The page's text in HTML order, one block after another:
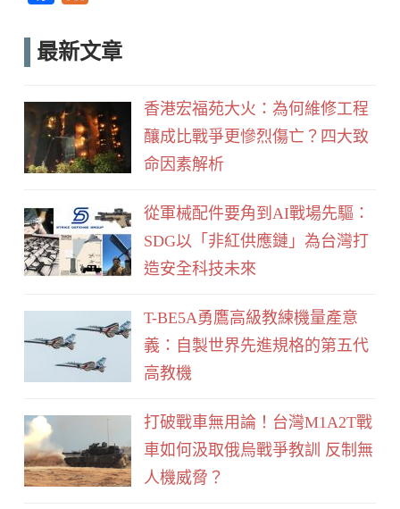
c
b
o
e
最新文章
香港宏福苑大火：為何維修工程
釀成比戰爭更慘烈傷亡？四大致
命因素解析
從軍械配件要角到AI戰場先驅：
SDG以「非紅供應鏈」為台灣打
造安全科技未來
T-BE5A勇鷹高級教練機量產意
義：自製世界先進規格的第五代
高教機
打破戰車無用論！台灣M1A2T戰
車如何汲取俄烏戰爭教訓 反制無
人機威脅？